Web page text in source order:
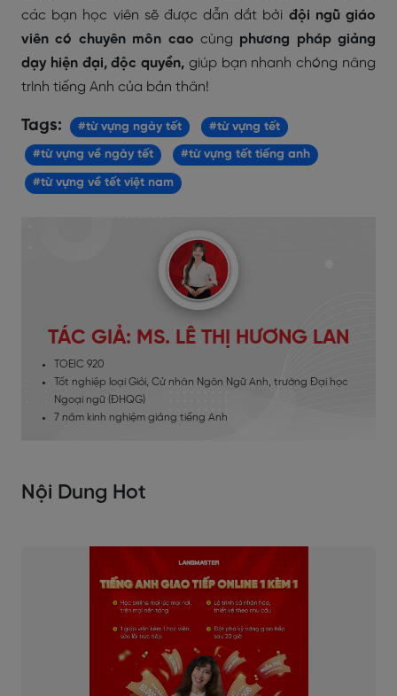
các bạn học viên sẽ được dẫn dắt bởi đội ngũ giáo
viên có chuyên môn cao cùng phương pháp giảng
dạy hiện đại, độc quyền, giúp bạn nhanh chóng nâng
trình tiếng Anh của bản thân!
Tags: #từ vựng ngày tết #từ vựng tết
#từ vựng về ngày tết #từ vựng tết tiếng anh
#từ vựng về tết việt nam
TÁC GIẢ: MS. LÊ THỊ HƯƠNG LAN
TOEIC 920
Tốt nghiệp loại Giỏi, Cử nhân Ngôn Ngữ Anh, trường Đại học
Ngoại ngữ (ĐHQG)
7 năm kinh nghiệm giảng tiếng Anh
Nội Dung Hot